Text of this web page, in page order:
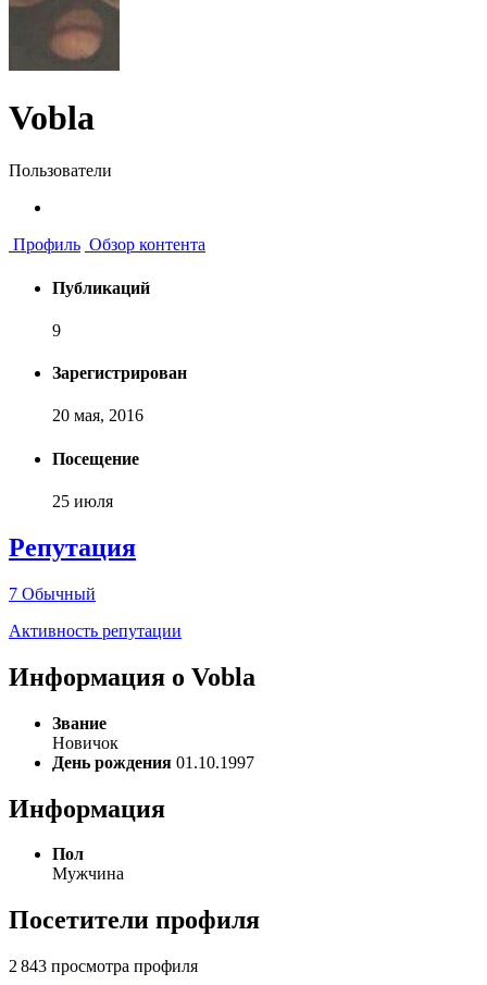
Vobla
Пользователи
Профиль Обзор контента
Публикаций
9
Зарегистрирован
20 мая, 2016
Посещение
25 июля
Репутация
7 Обычный
Активность репутации
Информация о Vobla
Звание
Новичок
День рождения 01.10.1997
Информация
Пол
Мужчина
Посетители профиля
2 843 просмотра профиля